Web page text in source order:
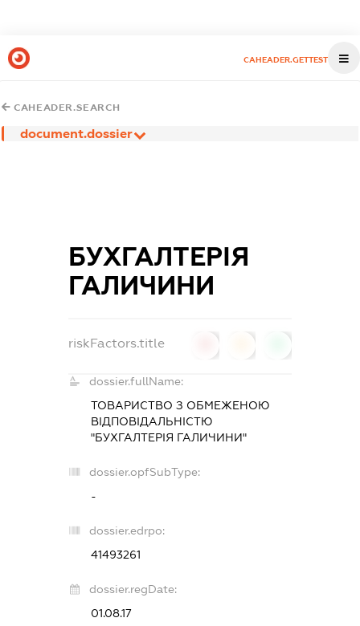
CAHEADER.GETTEST
CAHEADER.SEARCH
document.dossier
БУХГАЛТЕРІЯ
ГАЛИЧИНИ
riskFactors.title
dossier.fullName:
ТОВАРИСТВО З ОБМЕЖЕНОЮ
ВІДПОВІДАЛЬНІСТЮ
"БУХГАЛТЕРІЯ ГАЛИЧИНИ"
dossier.opfSubType:
-
dossier.edrpo:
41493261
dossier.regDate:
01.08.17